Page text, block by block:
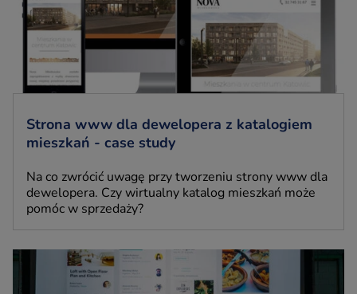
Strona www dla dewelopera z katalogiem
mieszkań - case study
Na co zwrócić uwagę przy tworzeniu strony www dla
dewelopera. Czy wirtualny katalog mieszkań może
pomóc w sprzedaży?